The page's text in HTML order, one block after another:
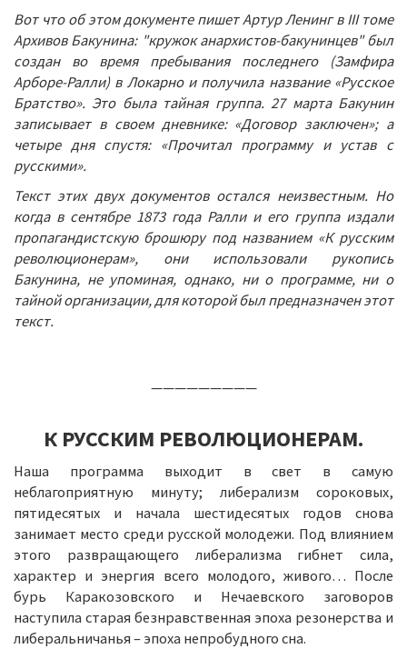
Вот что об этом документе пишет Артур Ленинг в III томе
Архивов Бакунина: "кружок анархистов-бакунинцев" был
создан во время пребывания последнего (Замфира
Арборе-Ралли) в Локарно и получила название «Русское
Братство». Это была тайная группа. 27 марта Бакунин
записывает в своем дневнике: «Договор заключен»; а
четыре дня спустя: «Прочитал программу и устав с
русскими».
Текст этих двух документов остался неизвестным. Но
когда в сентябре 1873 года Ралли и его группа издали
пропагандистскую брошюру под названием «К русским
революционерам», они использовали рукопись
Бакунина, не упоминая, однако, ни о программе, ни о
тайной организации, для которой был предназначен этот
текст.
—————————
К РУССКИМ РЕВОЛЮЦИОНЕРАМ.
Наша программа выходит в свет в самую
неблагоприятную минуту; либерализм сороковых,
пятидесятых и начала шестидесятых годов снова
занимает место среди русской молодежи. Под влиянием
этого развращающего либерализма гибнет сила,
характер и энергия всего молодого, живого… После
бурь Каракозовского и Нечаевского заговоров
наступила старая безнравственная эпоха резонерства и
либеральничанья – эпоха непробудного сна.